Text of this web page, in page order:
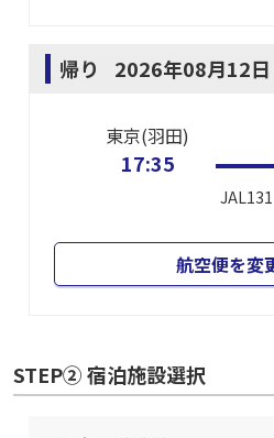
帰り 2026年08月12日
東京(羽田)
17:35
JAL131
航空便を変
STEP② 宿泊施設選択